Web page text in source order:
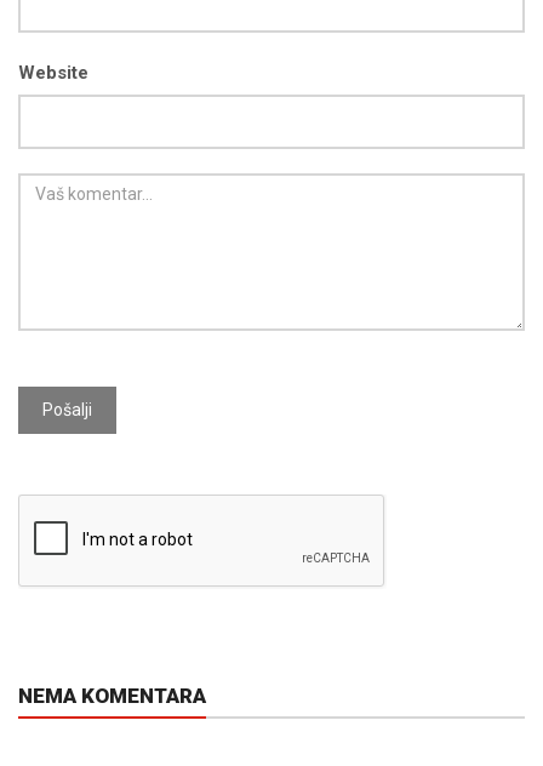
Website
Pošalji
NEMA KOMENTARA